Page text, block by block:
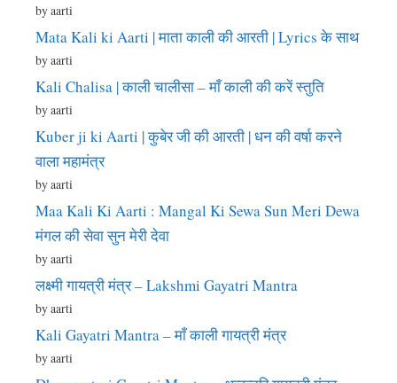
by aarti
Mata Kali ki Aarti | माता काली की आरती | Lyrics के साथ
by aarti
Kali Chalisa | काली चालीसा – माँ काली की करें स्तुति
by aarti
Kuber ji ki Aarti | कुबेर जी की आरती | धन की वर्षा करने
वाला महामंत्र
by aarti
Maa Kali Ki Aarti : Mangal Ki Sewa Sun Meri Dewa
मंगल की सेवा सुन मेरी देवा
by aarti
लक्ष्मी गायत्री मंत्र – Lakshmi Gayatri Mantra
by aarti
Kali Gayatri Mantra – माँ काली गायत्री मंत्र
by aarti